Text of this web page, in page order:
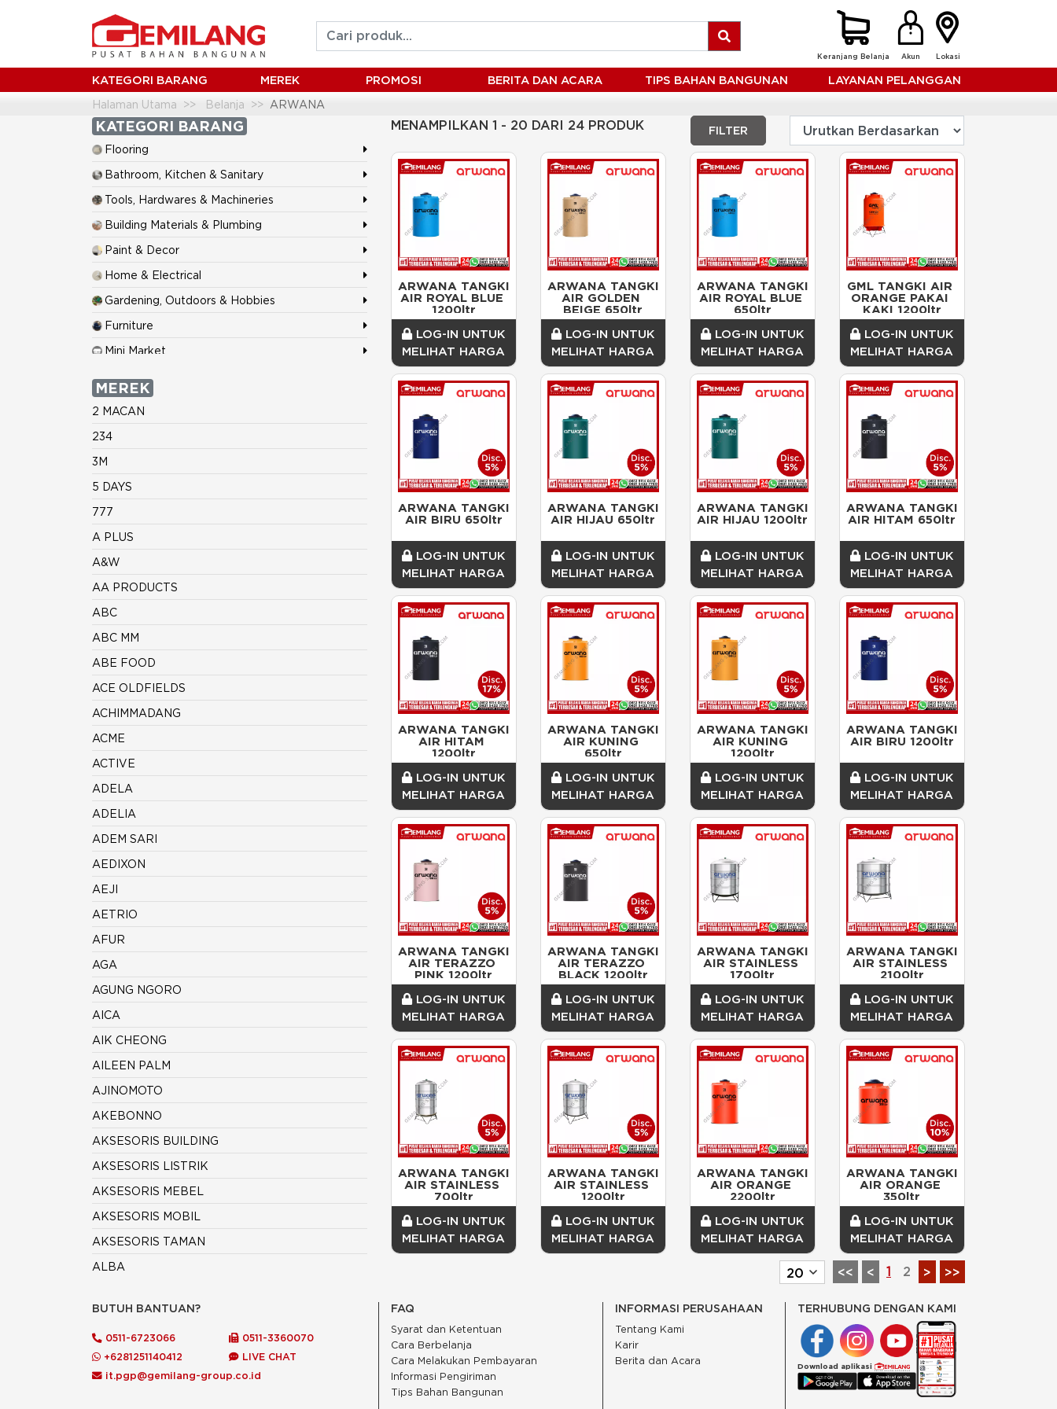
Keranjang Belanja Akun Lokasi
KATEGORI BARANG MEREK PROMOSI BERITA DAN ACARA TIPS BAHAN BANGUNAN LAYANAN PELANGGAN
Halaman Utama Belanja ARWANA
KATEGORI BARANG
Flooring
Bathroom, Kitchen & Sanitary
Tools, Hardwares & Machineries
Building Materials & Plumbing
Paint & Decor
Home & Electrical
Gardening, Outdoors & Hobbies
Furniture
Mini Market
MEREK
2 MACAN
234
3M
5 DAYS
777
A PLUS
A&W
AA PRODUCTS
ABC
ABC MM
ABE FOOD
ACE OLDFIELDS
ACHIMMADANG
ACME
ACTIVE
ADELA
ADELIA
ADEM SARI
AEDIXON
AEJI
AETRIO
AFUR
AGA
AGUNG NGORO
AICA
AIK CHEONG
AILEEN PALM
AJINOMOTO
AKEBONNO
AKSESORIS BUILDING
AKSESORIS LISTRIK
AKSESORIS MEBEL
AKSESORIS MOBIL
AKSESORIS TAMAN
ALBA
ALDERON
ALDO
MENAMPILKAN 1 - 20 DARI 24 PRODUK FILTER
ARWANA TANGKI
AIR ROYAL BLUE
1200ltr
LOG-IN UNTUK
MELIHAT HARGA
ARWANA TANGKI
AIR GOLDEN
BEIGE 650ltr
LOG-IN UNTUK
MELIHAT HARGA
ARWANA TANGKI
AIR ROYAL BLUE
650ltr
LOG-IN UNTUK
MELIHAT HARGA
GML TANGKI AIR
ORANGE PAKAI
KAKI 1200ltr
LOG-IN UNTUK
MELIHAT HARGA
ARWANA TANGKI
AIR BIRU 650ltr
LOG-IN UNTUK
MELIHAT HARGA
ARWANA TANGKI
AIR HIJAU 650ltr
LOG-IN UNTUK
MELIHAT HARGA
ARWANA TANGKI
AIR HIJAU 1200ltr
LOG-IN UNTUK
MELIHAT HARGA
ARWANA TANGKI
AIR HITAM 650ltr
LOG-IN UNTUK
MELIHAT HARGA
ARWANA TANGKI
AIR HITAM
1200ltr
LOG-IN UNTUK
MELIHAT HARGA
ARWANA TANGKI
AIR KUNING
650ltr
LOG-IN UNTUK
MELIHAT HARGA
ARWANA TANGKI
AIR KUNING
1200ltr
LOG-IN UNTUK
MELIHAT HARGA
ARWANA TANGKI
AIR BIRU 1200ltr
LOG-IN UNTUK
MELIHAT HARGA
ARWANA TANGKI
AIR TERAZZO
PINK 1200ltr
LOG-IN UNTUK
MELIHAT HARGA
ARWANA TANGKI
AIR TERAZZO
BLACK 1200ltr
LOG-IN UNTUK
MELIHAT HARGA
ARWANA TANGKI
AIR STAINLESS
1700ltr
LOG-IN UNTUK
MELIHAT HARGA
ARWANA TANGKI
AIR STAINLESS
2100ltr
LOG-IN UNTUK
MELIHAT HARGA
ARWANA TANGKI
AIR STAINLESS
700ltr
LOG-IN UNTUK
MELIHAT HARGA
ARWANA TANGKI
AIR STAINLESS
1200ltr
LOG-IN UNTUK
MELIHAT HARGA
ARWANA TANGKI
AIR ORANGE
2200ltr
LOG-IN UNTUK
MELIHAT HARGA
ARWANA TANGKI
AIR ORANGE
350ltr
LOG-IN UNTUK
MELIHAT HARGA
<< < 1 2 > >>
BUTUH BANTUAN?
0511-6723066
0511-3360070
+6281251140412
LIVE CHAT
it.pgp@gemilang-group.co.id
FAQ
Syarat dan Ketentuan
Cara Berbelanja
Cara Melakukan Pembayaran
Informasi Pengiriman
Tips Bahan Bangunan
INFORMASI PERUSAHAAN
Tentang Kami
Karir
Berita dan Acara
TERHUBUNG DENGAN KAMI
Download aplikasi